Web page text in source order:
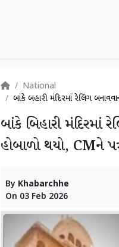
National
બાંકે બિહારી મંદિરમાં રેલિંગ
બાંકે બિહારી મંદિરમાં
હોબાળો થયો, CMને
By Khabarchhe
On 03 Feb 2026